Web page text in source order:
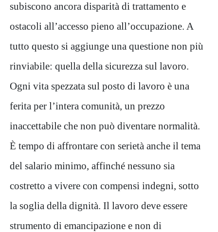
subiscono ancora disparità di trattamento e
ostacoli all’accesso pieno all’occupazione. A
tutto questo si aggiunge una questione non più
rinviabile: quella della sicurezza sul lavoro.
Ogni vita spezzata sul posto di lavoro è una
ferita per l’intera comunità, un prezzo
inaccettabile che non può diventare normalità.
È tempo di affrontare con serietà anche il tema
del salario minimo, affinché nessuno sia
costretto a vivere con compensi indegni, sotto
la soglia della dignità. Il lavoro deve essere
strumento di emancipazione e non di